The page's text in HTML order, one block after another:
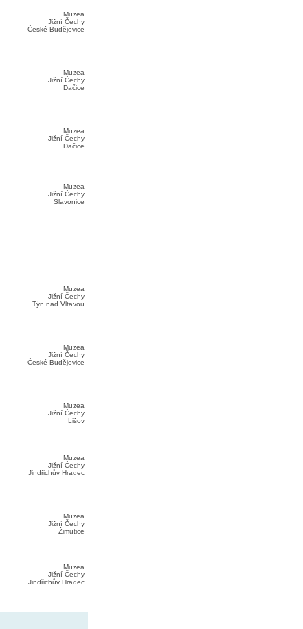
Muzea
Jižní Čechy
České Budějovice
Muzea
Jižní Čechy
Dačice
Muzea
Jižní Čechy
Dačice
Muzea
Jižní Čechy
Slavonice
Muzea
Jižní Čechy
Týn nad Vltavou
Muzea
Jižní Čechy
České Budějovice
Muzea
Jižní Čechy
Lišov
Muzea
Jižní Čechy
Jindřichův Hradec
Muzea
Jižní Čechy
Žimutice
Muzea
Jižní Čechy
Jindřichův Hradec